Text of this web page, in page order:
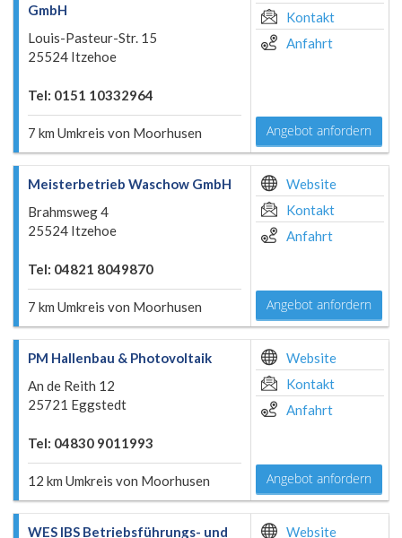
GmbH
Louis-Pasteur-Str. 15
25524 Itzehoe
Tel: 0151 10332964
7 km Umkreis von Moorhusen
Kontakt
Anfahrt
Angebot anfordern
Meisterbetrieb Waschow GmbH
Brahmsweg 4
25524 Itzehoe
Tel: 04821 8049870
7 km Umkreis von Moorhusen
Website
Kontakt
Anfahrt
Angebot anfordern
PM Hallenbau & Photovoltaik
An de Reith 12
25721 Eggstedt
Tel: 04830 9011993
12 km Umkreis von Moorhusen
Website
Kontakt
Anfahrt
Angebot anfordern
WES IBS Betriebsführungs- und Website